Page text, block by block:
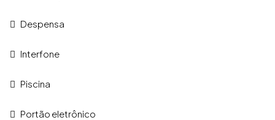
Despensa
Interfone
Piscina
Portão eletrônico